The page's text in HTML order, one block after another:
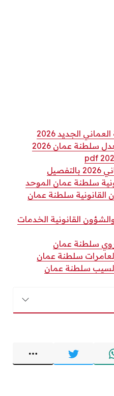
الجديد 2026
سلطنة عمان 2026
سلطنة عمان الموحد
القانونية سلطنة عمان
القانونية الخدمات
سلطنة عمان
سلطنة عمان
سلطنة عمان